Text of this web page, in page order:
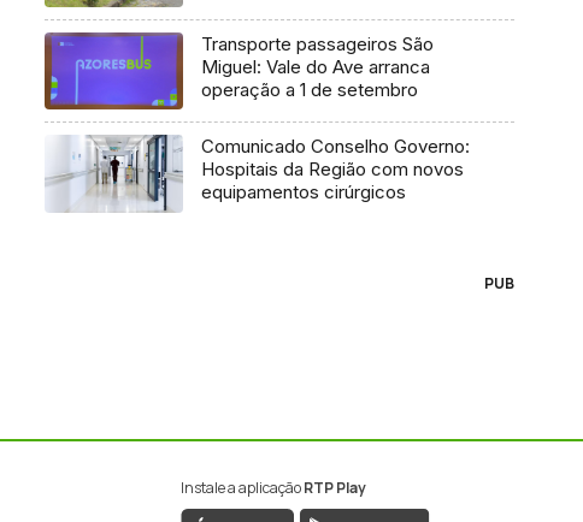
Transporte passageiros São
Miguel: Vale do Ave arranca
operação a 1 de setembro
Comunicado Conselho Governo:
Hospitais da Região com novos
equipamentos cirúrgicos
PUB
Instale a aplicaçãoRTP Play